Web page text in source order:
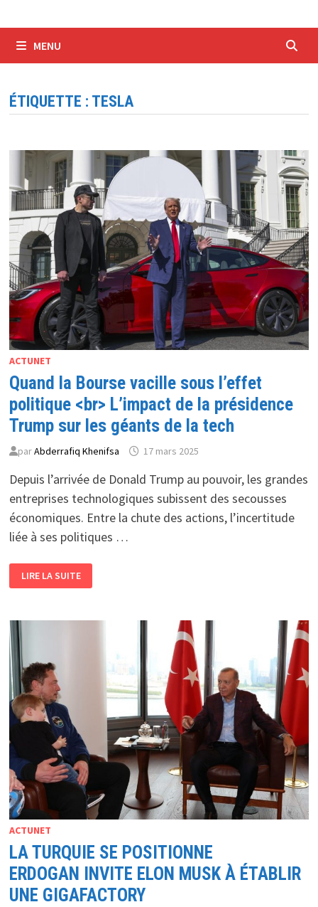
MENU
ÉTIQUETTE : TESLA
ACTUNET
Quand la Bourse vacille sous l’effet
politique <br> L’impact de la présidence
Trump sur les géants de la tech
parAbderrafiq Khenifsa 17 mars 2025
Depuis l’arrivée de Donald Trump au pouvoir, les grandes
entreprises technologiques subissent des secousses
économiques. Entre la chute des actions, l’incertitude
liée à ses politiques …
LA
BOURSE
L’EFFET
POLITIQUE
<BR>
DE
LA
PRÉSIDENCE
TRUMP
SUR
LES
GÉANTS
LIRE LA SUITE
ACTUNET
LA TURQUIE SE POSITIONNE
ERDOGAN INVITE ELON MUSK À ÉTABLIR
UNE GIGAFACTORY